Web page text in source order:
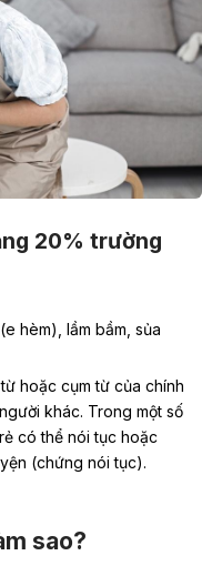
20% trường
hèm), lầm bầm, sủa
hoặc cụm từ của chính
khác. Trong một số
có thể nói tục hoặc
(chứng nói tục).
sao?